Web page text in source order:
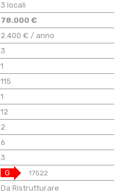
3 locali
78.000 €
2.400 € / anno
3
1
115
1
12
2
6
3
G 17522
Da Ristrutturare